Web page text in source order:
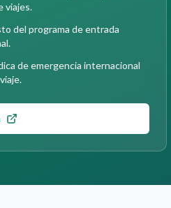
viajes.
del programa de entrada
de emergencia internacional